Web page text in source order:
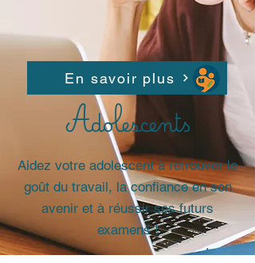
En savoir plus
Adolescents
Aidez votre adolescent à retrouver le
goût du travail, la confiance en son
avenir et à réussir ses futurs
examens !